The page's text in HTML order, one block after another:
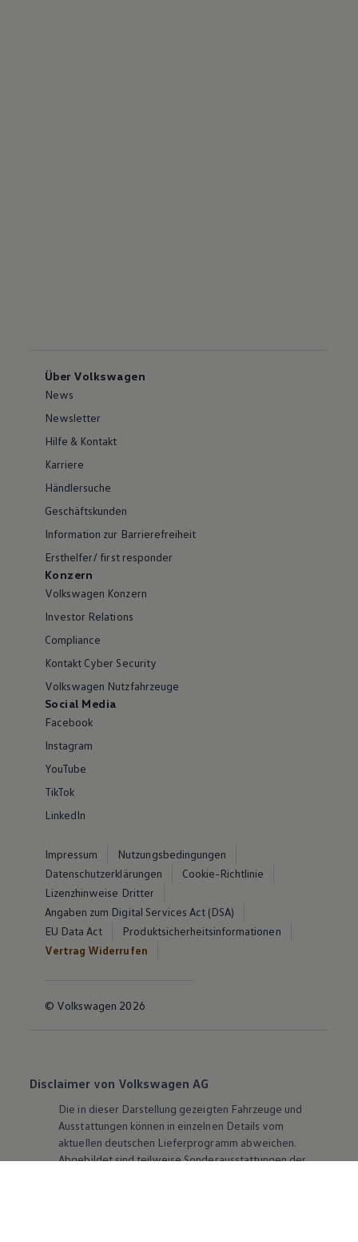
Über Volkswagen
News
Newsletter
Hilfe & Kontakt
Karriere
Händlersuche
Geschäftskunden
Information zur Barrierefreiheit
Ersthelfer/ first responder
Konzern
Volkswagen Konzern
Investor Relations
Compliance
Kontakt Cyber Security
Volkswagen Nutzfahrzeuge
Social Media
Facebook
Instagram
YouTube
TikTok
LinkedIn
Impressum
Nutzungsbedingungen
Datenschutzerklärungen
Cookie-Richtlinie
Lizenzhinweise Dritter
Angaben zum Digital Services Act (DSA)
EU Data Act
Produktsicherheitsinformationen
Vertrag Widerrufen
© Volkswagen 2026
Disclaimer von Volkswagen AG
Die in dieser Darstellung gezeigten Fahrzeuge und
Ausstattungen können in einzelnen Details vom
aktuellen deutschen Lieferprogramm abweichen.
Abgebildet sind teilweise Sonderausstattungen der